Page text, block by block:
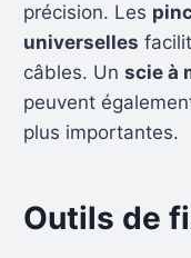
précision. Les
universelles
câbles. Un scie à
peuvent
plus importantes.
Outils de